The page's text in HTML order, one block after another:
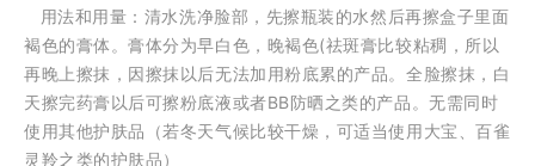
用法和用量：清水洗净脸部，先擦瓶装的水然后再擦盒子里面
褐色的膏体。膏体分为早白色，晚褐色(祛斑膏比较粘稠，所以
再晚上擦抹，因擦抹以后无法加用粉底累的产品。全脸擦抹，白
天擦完药膏以后可擦粉底液或者BB防晒之类的产品。无需同时
使用其他护肤品
（若冬天气候比较干燥，可适当使用大宝、百雀
灵羚之类的护肤品）